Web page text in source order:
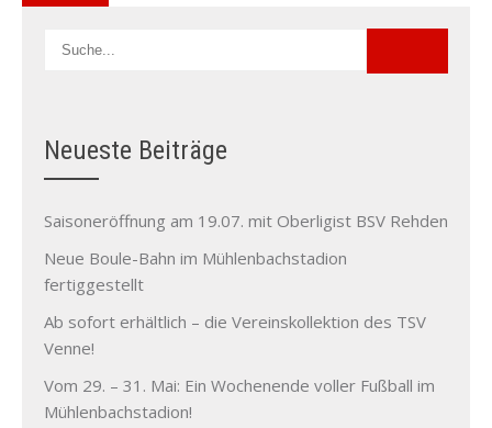
Neueste Beiträge
Saisoneröffnung am 19.07. mit Oberligist BSV Rehden
Neue Boule-Bahn im Mühlenbachstadion
fertiggestellt
Ab sofort erhältlich – die Vereinskollektion des TSV
Venne!
Vom 29. – 31. Mai: Ein Wochenende voller Fußball im
Mühlenbachstadion!